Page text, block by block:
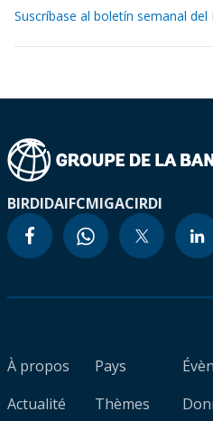
Suscríbase al boletín semanal del
BIRDIDAIFCMIGACIRDI
À propos
Actualité
Pays
Thèmes